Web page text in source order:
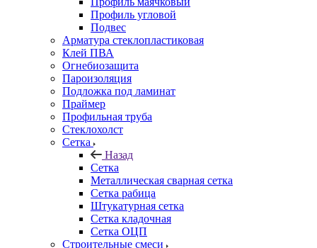
Профиль угловой
Подвес
Арматура стеклопластиковая
Клей ПВА
Огнебиозащита
Пароизоляция
Подложка под ламинат
Праймер
Профильная труба
Стеклохолст
Сетка
Назад
Сетка
Металлическая сварная сетка
Сетка рабица
Штукатурная сетка
Сетка кладочная
Сетка ОЦП
Строительные смеси